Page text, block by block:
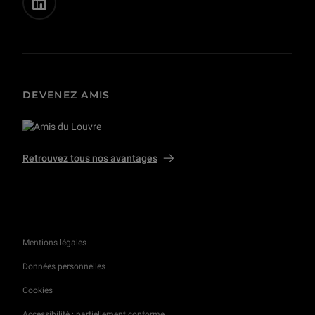
DEVENEZ AMIS
Retrouvez tous nos avantages
Mentions légales
Données personnelles
Cookies